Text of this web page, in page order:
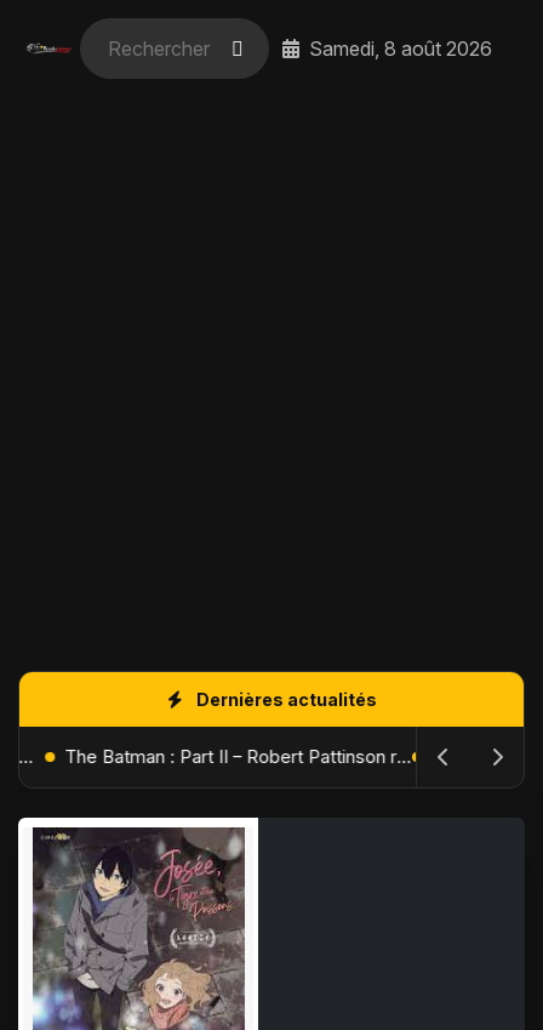
Samedi, 8 août 2026
Dernières actualités
L'Âge de Glace : Le Réveil du Volcan – Manny, Sid et Diego de retour pour une aventure explosive The Batman : Part II – Robert Pattinson replonge dans les ténèbres de Gotham dès octobre 2027